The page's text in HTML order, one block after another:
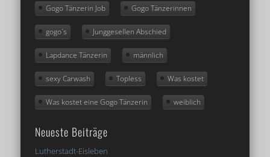
Gogo Tänzerin Job Gogo Tänzerinnen
gogo´s Junggesellen Abschied
Lapdance Tänzerin männlich
sexy Carwash Topless Was kostet
Was kostet eine Gogo Tänzerin weiblich
Neueste Beiträge
Lutherstadt-Eisleben